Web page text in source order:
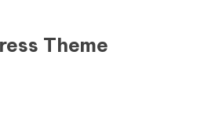
Theme